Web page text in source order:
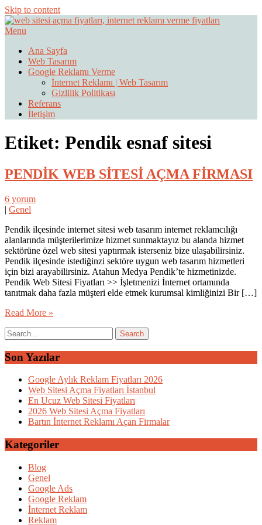
Skip to content
Web Sitesi Açma, İnternet Sitesi
Fiyatları
Menu
Ana Sayfa
Web Tasarım
Google Reklamı Verme
İnternet Reklamı | Web Tasarım
Gizlilik Politikası
Referans
İletişim
Etiket: Pendik esnaf sitesi
PENDİK WEB SİTESİ AÇMA FİRMASI
6 yorum
| Genel
Pendik ilçesinde internet sitesi web tasarım internet reklamcılığı
alanlarında müşterilerimize hizmet sunmaktayız bu alanda hizmet
sektörüne özel web sitesi yaptırmak isterseniz bize ulaşabilirsiniz.
Pendik ilçesinde istediğinzi sektöre uygun web tasarım hizmetleri
için bizi arayabilirsiniz. Atahun Medya Pendik’te hizmetinizde.
Pendik Web Sitesi Fiyatları >> İşletmenizi İnternet ortamında
tanıtmak daha fazla müşteri elde etmek kurumsal kimliğinizi Bir […]
Read More »
Son Yazılar
Google Aylık Reklam Fiyatları 2026
Web Sitesi Açma Fiyatları İstanbul
En Ucuz Web Sitesi Fiyatları
2026 Web Sitesi Açma Fiyatları
Bartın İnternet Reklamı Açan Firmalar
Kategoriler
Blog
Genel
Google Ads
Google Reklam
İnternet Reklam
Reklam